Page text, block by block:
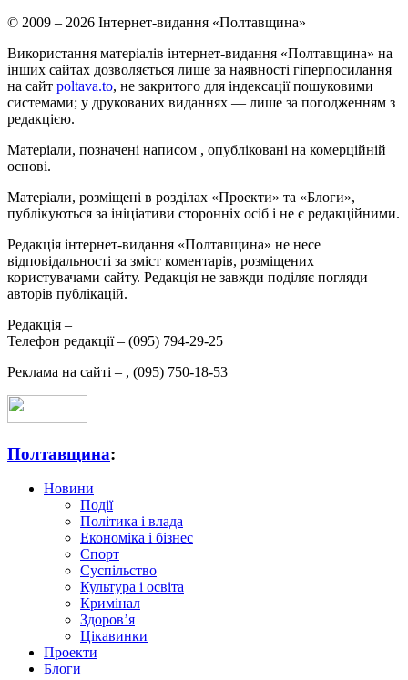
© 2009 – 2026 Інтернет-видання «Полтавщина»
Використання матеріалів інтернет-видання «Полтавщина» на
інших сайтах дозволяється лише за наявності гіперпосилання
на сайт poltava.to, не закритого для індексації пошуковими
системами; у друкованих виданнях — лише за погодженням з
редакцією.
Матеріали, позначені написом , опубліковані на комерційній
основі.
Матеріали, розміщені в розділах «Проекти» та «Блоги»,
публікуються за ініціативи сторонніх осіб і не є редакційними.
Редакція інтернет-видання «Полтавщина» не несе
відповідальності за зміст коментарів, розміщених
користувачами сайту. Редакція не завжди поділяє погляди
авторів публікацій.
Редакція –
Телефон редакції – (095) 794-29-25
Реклама на сайті – , (095) 750-18-53
Полтавщина:
Новини
Події
Політика і влада
Економіка і бізнес
Спорт
Суспільство
Культура і освіта
Кримінал
Здоров’я
Цікавинки
Проекти
Блоги